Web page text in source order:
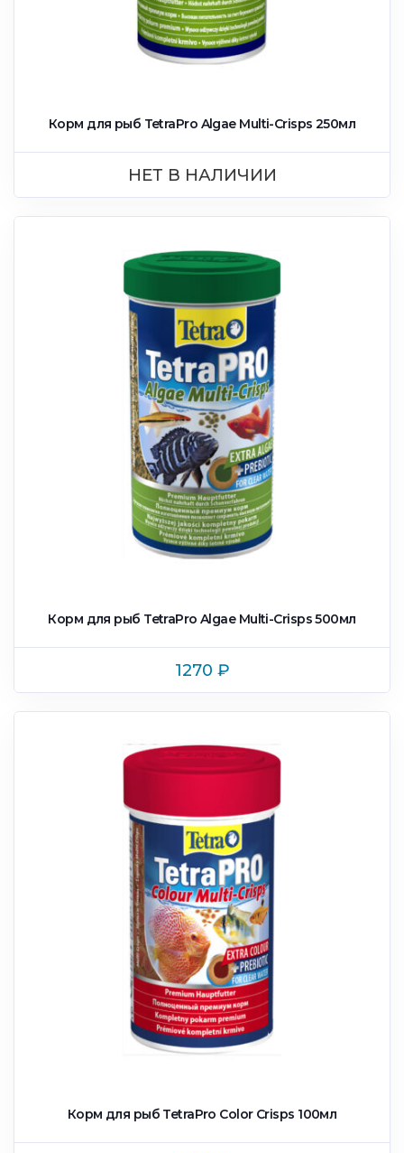
Корм для рыб TetraPro Algae Multi-Crisps 250мл
НЕТ В НАЛИЧИИ
Корм для рыб TetraPro Algae Multi-Crisps 500мл
1270 ₽
Корм для рыб TetraPro Color Crisps 100мл